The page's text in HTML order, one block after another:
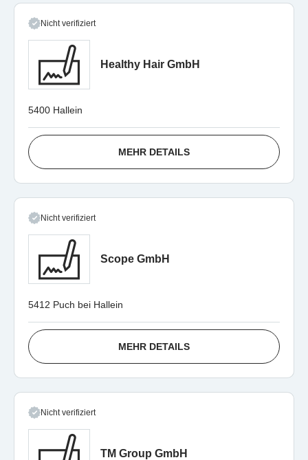
Nicht verifiziert
Healthy Hair GmbH
5400 Hallein
MEHR DETAILS
Nicht verifiziert
Scope GmbH
5412 Puch bei Hallein
MEHR DETAILS
Nicht verifiziert
TM Group GmbH